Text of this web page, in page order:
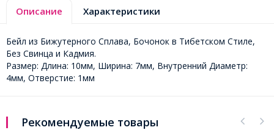
Описание Характеристики
Бейл из Бижутерного Сплава, Бочонок в Тибетском Стиле,
Без Свинца и Кадмия.
Размер: Длина: 10мм, Ширина: 7мм, Внутренний Диаметр:
4мм, Отверстие: 1мм
Рекомендуемые товары